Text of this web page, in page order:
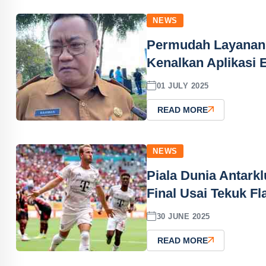
NEWS
Permudah
Kenalkan Aplikasi
01 JULY 2025
READ MORE
NEWS
Piala Dunia
Final Usai Tekuk
30 JUNE 2025
READ MORE